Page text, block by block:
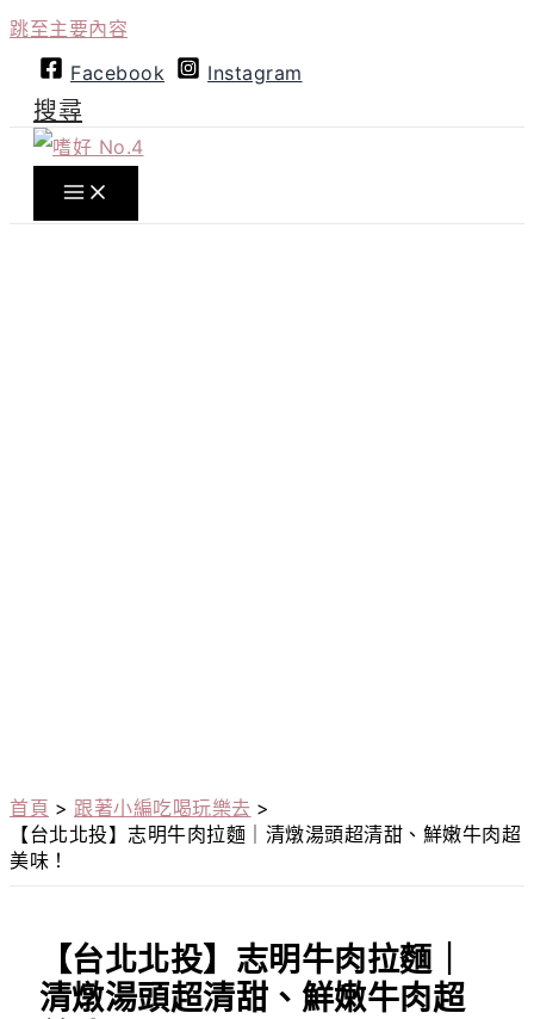
跳至主要內容
Facebook
Instagram
搜尋
首頁
跟著小編吃喝玩樂去
【台北北投】志明牛肉拉麵｜清燉湯頭超清甜、鮮嫩牛肉超
美味！
【台北北投】志明牛肉拉麵｜
清燉湯頭超清甜、鮮嫩牛肉超